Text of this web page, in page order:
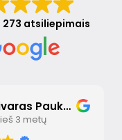
273 atsiliepimais
Aivaras Paukste
3 metų